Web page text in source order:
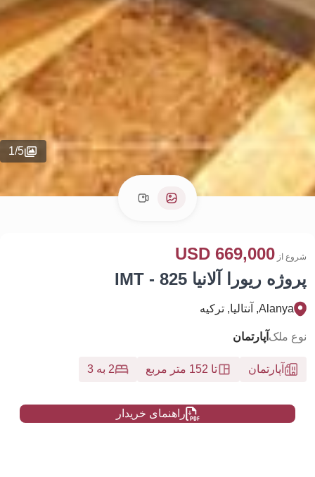
1/5
پروژه ریورا آلانیا IMT - 825
شروع از 669,000 USD
Alanya, آنتالیا, تركيه
نوع ملک آپارتمان
آپارتمان تا 152 متر مربع 2 به 3
راهنمای خریدار